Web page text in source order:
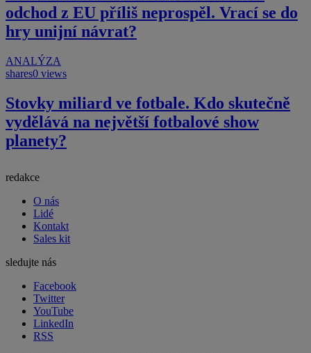
odchod z EU příliš neprospěl. Vrací se do
hry unijní návrat?
ANALÝZA
shares0 views
Stovky miliard ve fotbale. Kdo skutečně
vydělává na největší fotbalové show
planety?
redakce
O nás
Lidé
Kontakt
Sales kit
sledujte nás
Facebook
Twitter
YouTube
LinkedIn
RSS